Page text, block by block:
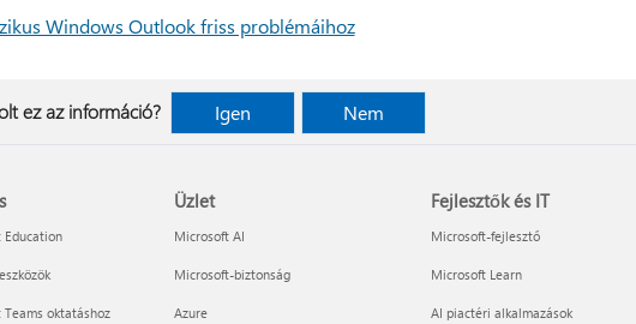
Windows Outlook friss problémáihoz
ez az információ? Igen Nem
Education
oktatáshoz
Üzlet
Microsoft AI
Microsoft-biztonság
Azure
Fejlesztők és IT
Microsoft-fejlesztő
Microsoft Learn
AI piactéri alkalmazások